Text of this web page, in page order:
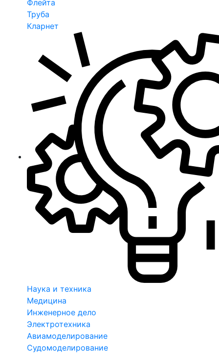
Флейта
Труба
Кларнет
Наука и техника
Медицина
Инженерное дело
Электротехника
Авиамоделирование
Судомоделирование